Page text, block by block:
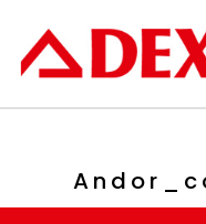
content